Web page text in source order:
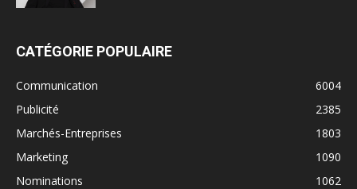
CATÉGORIE POPULAIRE
Communication
6004
Publicité
2385
Marchés-Entreprises
1803
Marketing
1090
Nominations
1062